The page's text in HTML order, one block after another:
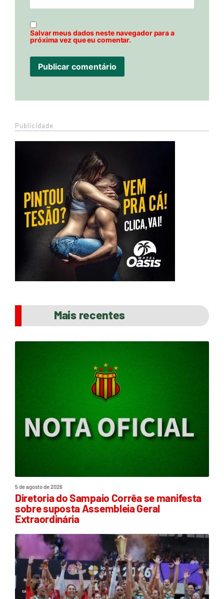
Salvar meus dados neste navegador para a
próxima vez que eu comentar.
Publicidade
Mais recentes
5 de agosto de 2026
Diretoria do Sampaio Corrêa se manifesta
sobre suposta Assembleia Geral
Extraordinária